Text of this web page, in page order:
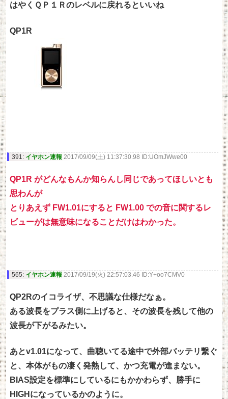
はやくＱＰ１Ｒのレベルに戻れるといいね
QP1R
391: イヤホン速報 2017/09/09(土) 11:37:30.98 ID:UOmJWwe00
QP1R がどんなもんか知らんし同じであってほしいとも
思わんが
とりあえず FW1.01にすると FW1.00 での音に関するレ
ビューがは無意味になることだけはわかった。
565: イヤホン速報 2017/09/19(火) 22:57:03.46 ID:Y+oo7CMV0
QP2Rのイコライザ、不思議な仕様だなぁ。
ある波長をプラス側に上げると、その波長を残して他の
波長が下がるみたい。
あとv1.01になって、曲聴いてる途中で外部バッテリ繋ぐ
と、本体がもの凄く発熱して、かつ充電が進まない。
BIAS設定を標準にしているにもかかわらず、勝手に
HIGHになっているかのように。